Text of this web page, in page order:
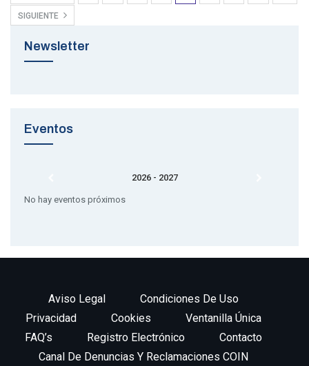
SIGUIENTE
Newsletter
Eventos
2026 - 2027
No hay eventos próximos
Aviso Legal
Condiciones De Uso
Privacidad
Cookies
Ventanilla Única
FAQ’s
Registro Electrónico
Contacto
Canal De Denuncias Y Reclamaciones COIN